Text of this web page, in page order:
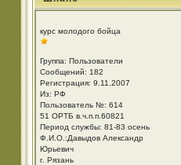
курс молодого бойца
Группа: Пользователи
Сообщений: 182
Регистрация: 9.11.2007
Из: РФ
Пользователь №: 614
51 ОРТБ в.ч.п.п.60821
Период службы: 81-83 осень
Ф.И.О.:Давыдов Александр
Юрьевич
г. Рязань